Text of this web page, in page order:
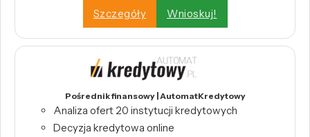
Szczegóły
Wnioskuj!
Pośrednik finansowy | AutomatKredytowy
Analiza ofert 20 instytucji kredytowych
Decyzja kredytowa online